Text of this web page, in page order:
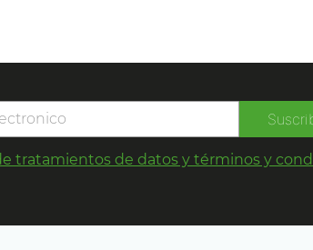
tratamientos de datos y términos y